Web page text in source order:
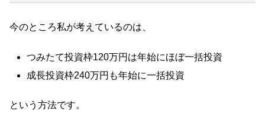
今のところ私が考えているのは、
つみたて投資枠120万円は年始にほぼ一括投資
成長投資枠240万円も年始に一括投資
という方法です。